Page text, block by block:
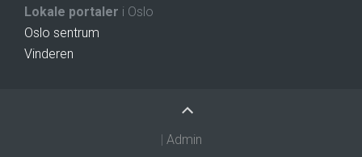
Lokale portaler i Oslo
Oslo sentrum
Vinderen
Admin